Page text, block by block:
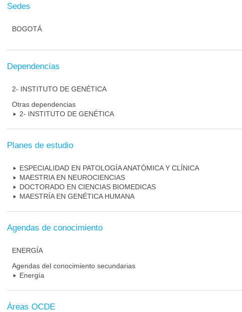
Sedes
BOGOTÁ
Dependencias
2- INSTITUTO DE GENÉTICA
Otras dependencias
2- INSTITUTO DE GENÉTICA
Planes de estudio
ESPECIALIDAD EN PATOLOGÍA ANATÓMICA Y CLÍNICA
MAESTRIA EN NEUROCIENCIAS
DOCTORADO EN CIENCIAS BIOMEDICAS
MAESTRÍA EN GENÉTICA HUMANA
Agendas de conocimiento
ENERGÍA
Agendas del conocimiento secundarias
Energía
Áreas OCDE